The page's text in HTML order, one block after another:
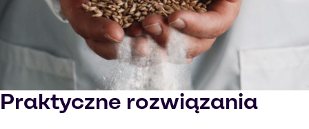
Praktyczne rozwiązania